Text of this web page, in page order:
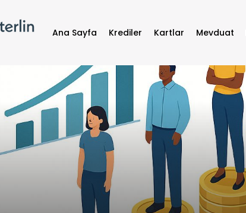
Ana Sayfa Krediler Kartlar Mevduat